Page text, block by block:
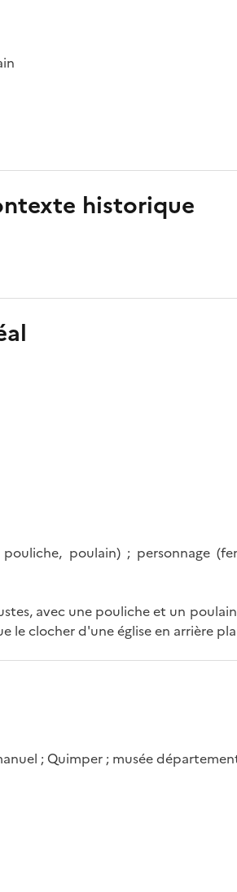
historique
poulain) ; personnage
avec une pouliche et un
le clocher d'une église en arrière
; Quimper ; musée